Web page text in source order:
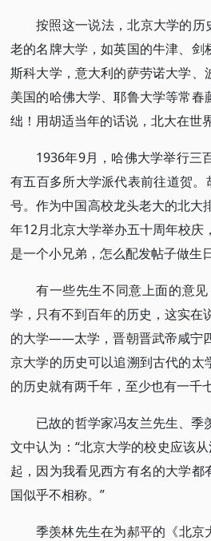
按照这一说法，北京大学的
老的名牌大学，如英国的牛津、
斯科大学，意大利的萨劳诺大学
美国的哈佛大学、耶鲁大学等常
绌！用胡适当年的话说，北大在世
1936年9月，哈佛大学举行三
有五百多所大学派代表前往道贺
号。作为中国高校龙头老大的北大
年12月北京大学举办五十周年校庆
是一个小兄弟，怎么配发帖子做生
有一些先生不同意上面的意
学，只有不到百年的历史，这实在
的大学——太学，晋朝晋武帝咸宁
京大学的历史可以追溯到古代的
的历史就有两千年，至少也有一千
已故的哲学家冯友兰先生、
文中认为：“北京大学的校史应该
起，因为我看见西方有名的大学
国似乎不相称。”
季羡林先生在为郝平的《北